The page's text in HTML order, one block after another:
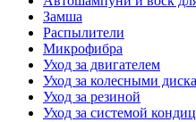
Замша
Распылители
Микрофибра
Уход за двигателем
Уход за колесными
Уход за резиной
Уход за системой